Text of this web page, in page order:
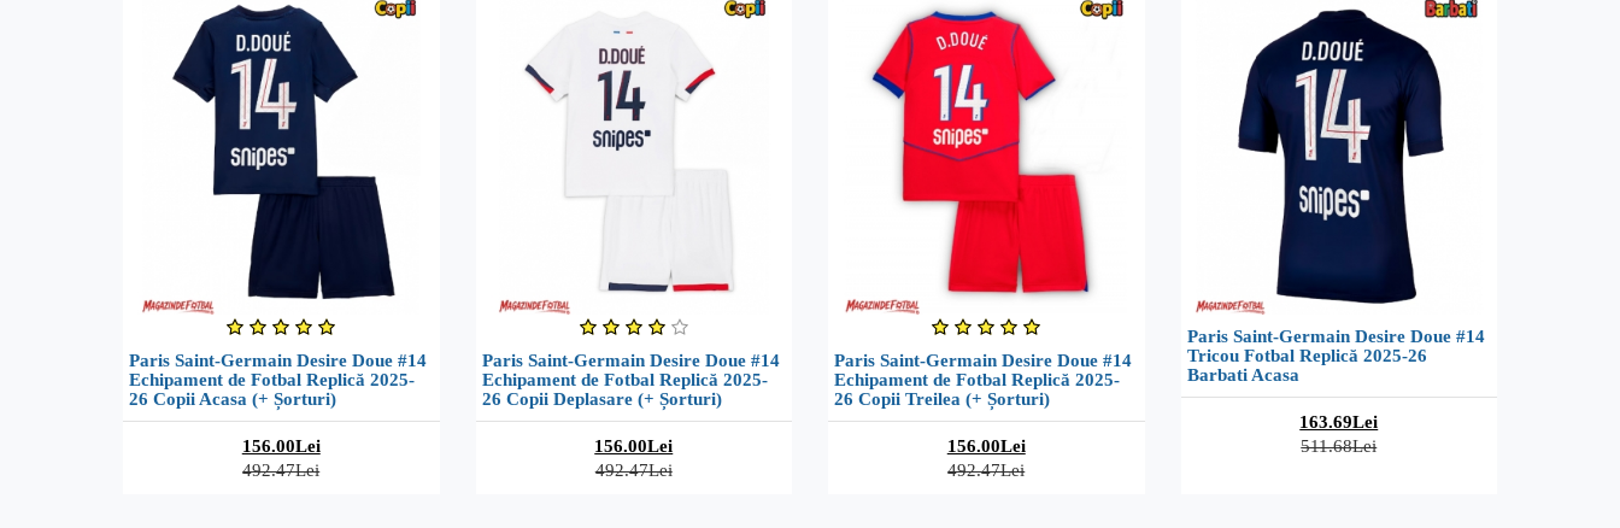
Paris Saint-Germain Desire Doue #14
Echipament de Fotbal Replică 2025-
26 Copii Acasa (+ Șorturi)
156.00Lei
492.47Lei
Paris Saint-Germain Desire Doue #14
Echipament de Fotbal Replică 2025-
26 Copii Deplasare (+ Șorturi)
156.00Lei
492.47Lei
Paris Saint-Germain Desire Doue #14
Echipament de Fotbal Replică 2025-
26 Copii Treilea (+ Șorturi)
156.00Lei
492.47Lei
Paris Saint-Germain Desire Doue #14
Tricou Fotbal Replică 2025-26
Barbati Acasa
163.69Lei
511.68Lei